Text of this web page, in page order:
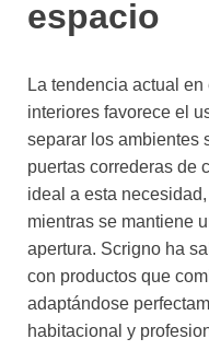
espacio
La tendencia actual
interiores favorece el
separar los ambientes
puertas correderas de
ideal a esta
mientras se mantiene
apertura. Scrigno ha
con productos que
adaptándose
habitacional y